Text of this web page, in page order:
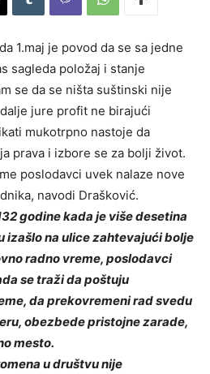
1.maj je povod da se sa jedne
sagleda položaj i stanje
se da se ništa suštinski nije
jure profit ne birajući
mukotrpno nastoje da
prava i izbore se za bolji život.
poslodavci uvek nalaze nove
navodi Drašković.
godine kada je više desetina
izašlo na ulice zahtevajući bolje
radno vreme, poslodavci
se traži da poštuju
da prekovremeni rad svedu
obezbede pristojne zarade,
mesto.
u društvu nije